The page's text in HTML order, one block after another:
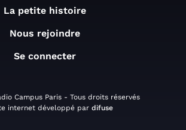
La petite histoire
Nous rejoindre
Se connecter
Campus Paris - Tous droits réservés
internet développé par difuse